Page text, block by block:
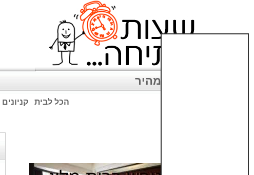
ניווט מהיר
קניונים הכל לבית